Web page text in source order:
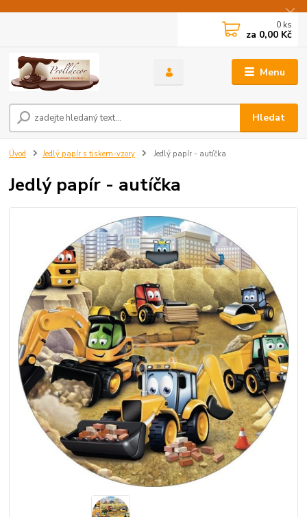
Menu
Hledat
0 ks
za 0,00 Kč
Úvod Jedlý papír s tiskem-vzory Jedlý papír - autíčka
Jedlý papír - autíčka